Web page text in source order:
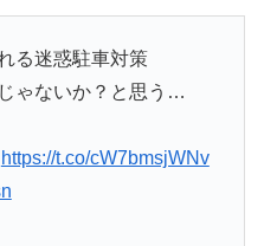
る迷惑駐車対策
ゃないか？と思う…
https://t.co/cW7bmsjWNv